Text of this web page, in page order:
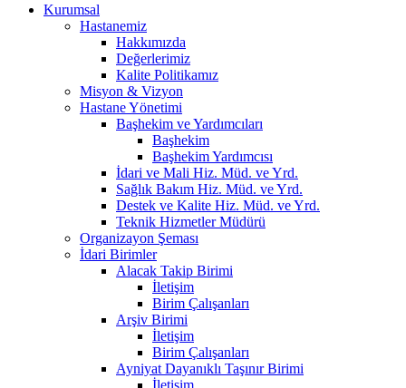
Kurumsal
Hastanemiz
Hakkımızda
Değerlerimiz
Kalite Politikamız
Misyon & Vizyon
Hastane Yönetimi
Başhekim ve Yardımcıları
Başhekim
Başhekim Yardımcısı
İdari ve Mali Hiz. Müd. ve Yrd.
Sağlık Bakım Hiz. Müd. ve Yrd.
Destek ve Kalite Hiz. Müd. ve Yrd.
Teknik Hizmetler Müdürü
Organizayon Şeması
İdari Birimler
Alacak Takip Birimi
İletişim
Birim Çalışanları
Arşiv Birimi
İletişim
Birim Çalışanları
Ayniyat Dayanıklı Taşınır Birimi
İletişim